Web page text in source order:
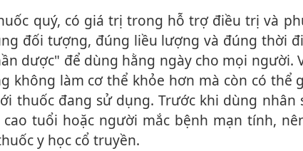
đối tượng, đúng liều lượng và đúng thời
dược" để dùng hằng ngày cho mọi người.
không làm c‌ơ th‌ể khỏe hơn mà còn có thể
thuốc đang sử dụng. Trước khi dùng nhân
tuổi hoặc người mắc bệnh mạn tính,
y học cổ truyền.